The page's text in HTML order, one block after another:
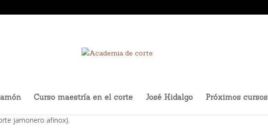
Curso maestría en el corte José Hidalgo Próximos cursos
jamonero afinox).